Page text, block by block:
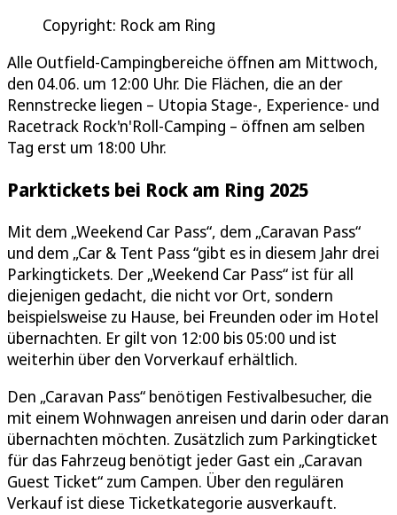
Copyright: Rock am Ring
Alle Outfield-Campingbereiche öffnen am Mittwoch,
den 04.06. um 12:00 Uhr. Die Flächen, die an der
Rennstrecke liegen – Utopia Stage-, Experience- und
Racetrack Rock'n'Roll-Camping – öffnen am selben
Tag erst um 18:00 Uhr.
Parktickets bei Rock am Ring 2025
Mit dem „Weekend Car Pass“, dem „Caravan Pass“
und dem „Car & Tent Pass “gibt es in diesem Jahr drei
Parkingtickets. Der „Weekend Car Pass“ ist für all
diejenigen gedacht, die nicht vor Ort, sondern
beispielsweise zu Hause, bei Freunden oder im Hotel
übernachten. Er gilt von 12:00 bis 05:00 und ist
weiterhin über den Vorverkauf erhältlich.
Den „Caravan Pass“ benötigen Festivalbesucher, die
mit einem Wohnwagen anreisen und darin oder daran
übernachten möchten. Zusätzlich zum Parkingticket
für das Fahrzeug benötigt jeder Gast ein „Caravan
Guest Ticket“ zum Campen. Über den regulären
Verkauf ist diese Ticketkategorie ausverkauft.